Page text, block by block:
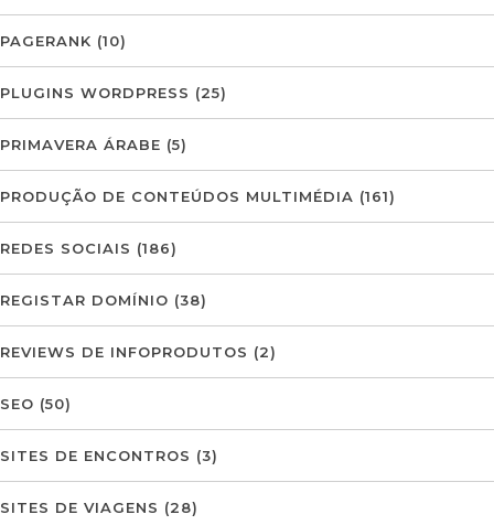
PAGERANK (10)
PLUGINS WORDPRESS (25)
PRIMAVERA ÁRABE (5)
PRODUÇÃO DE CONTEÚDOS MULTIMÉDIA (161)
REDES SOCIAIS (186)
REGISTAR DOMÍNIO (38)
REVIEWS DE INFOPRODUTOS (2)
SEO (50)
SITES DE ENCONTROS (3)
SITES DE VIAGENS (28)